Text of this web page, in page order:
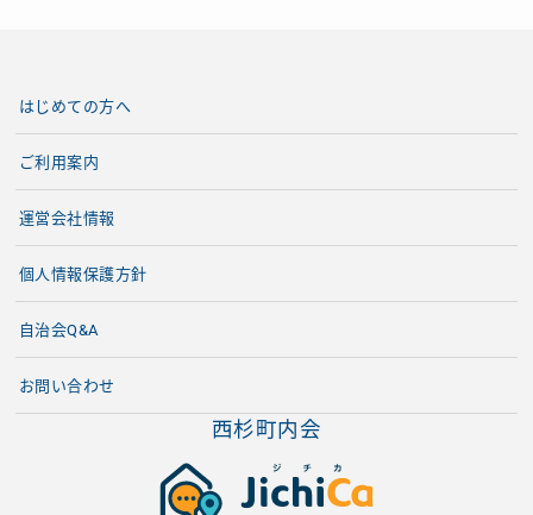
西杉町内会
はじめての方へ
ご利用案内
運営会社情報
個人情報保護方針
自治会Q&A
お問い合わせ